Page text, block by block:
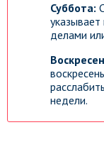
Суббота:
делами
недели.